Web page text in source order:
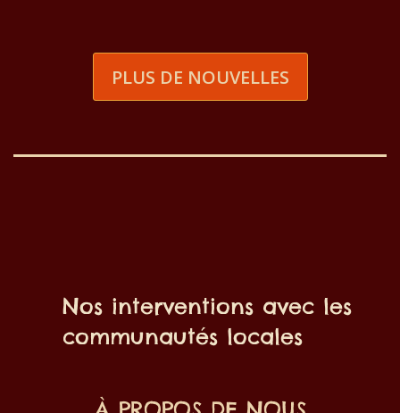
PLUS DE NOUVELLES
Nos interventions avec les
communautés locales